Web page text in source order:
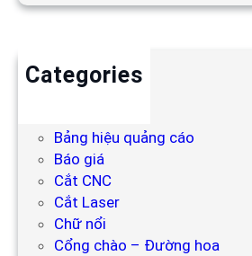
Categories
Bảng hiệu quảng cáo
Báo giá
Cắt CNC
Cắt Laser
Chữ nổi
Cổng chào – Đường hoa